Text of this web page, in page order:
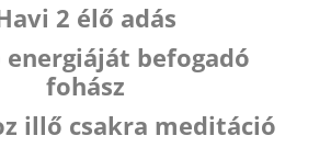
2 élő adás
energiáját befogadó
fohász
illő csakra meditáció